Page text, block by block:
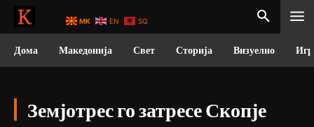
Дома Македонија Свет Сторија Визуелно
Земјотрес го затресе Скопје
MK EN SQ